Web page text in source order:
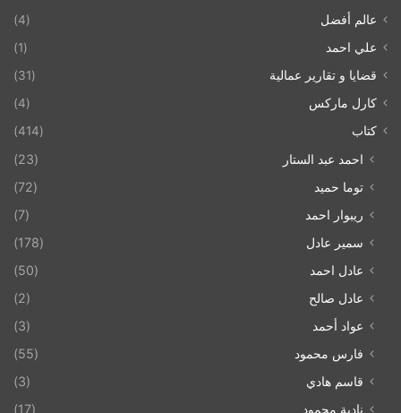
عالم أفضل
(4)
علي احمد
(1)
قضايا و تقارير عمالية
(31)
كارل ماركس
(4)
كتاب
(414)
احمد عبد الستار
(23)
توما حميد
(72)
ريبوار احمد
(7)
سمير عادل
(178)
عادل احمد
(50)
عادل صالح
(2)
عواد أحمد
(3)
فارس محمود
(55)
قاسم هادي
(3)
نادية محمود
(17)